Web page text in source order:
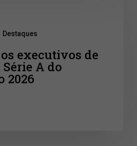
Destaques
executivos de
A do
2026